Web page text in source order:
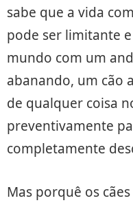
sabe que a vida
pode ser limitante
mundo com um
abanando, um cão
de qualquer coisa
preventivamente
completamente
Mas porquê os